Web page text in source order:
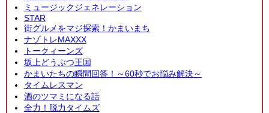
ミュージックジェネレーション
STAR
街グルメをマジ探索！かまいまち
ナゾトレMAXXX
トークィーンズ
坂上どうぶつ王国
かまいたちの瞬間回答！～60秒でお悩み解決～
タイムレスマン
酒のツマミになる話
全力！脱力タイムズ